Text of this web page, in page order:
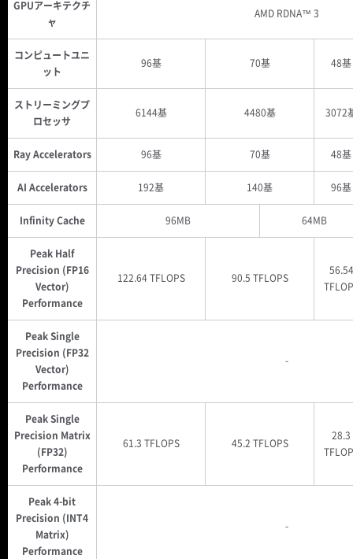
GPUアーキテクチ
ャ
AMD RDNA™ 3
コンピュートユニ
ット
96基 70基 48基
ストリーミングプ
ロセッサ
6144基 4480基 3072
Ray Accelerators 96基 70基 48基
AI Accelerators 192基 140基 96基
Infinity Cache 96MB 64MB
Peak Half
Precision (FP16
Vector)
Performance
122.64 TFLOPS 90.5 TFLOPS
56.54
Peak Single
Precision (FP32
Vector)
Performance
-
Peak Single
Precision Matrix
(FP32)
Performance
61.3 TFLOPS 45.2 TFLOPS
28.3
Peak 4-bit
Precision (INT4
Matrix)
Performance
-